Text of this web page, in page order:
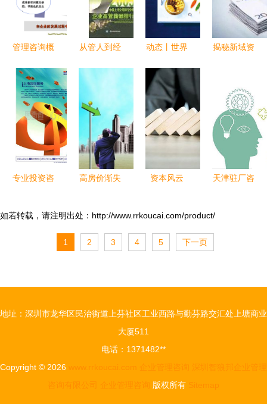
目管理公司
数字化转型
路径解析
企业流程框
架管理咨询
实践
的深度解析
管理咨询概
业卓越的核
心引擎
从管人到经
逊企业管理
咨询视角下
的HR战略
升级
动态丨世界
供应链领军
企业-大连
浩和食
品“全面管
询项目启动
揭秘新域资
专业投资咨
概览
高房价渐失
救市措施恐
难扭转市场
低迷
资本风云
润增长靠炒
股，遭外资
与信达累计
元
天津驻厂咨
业管理中你
不得不知的
效率陷阱与
价值
如若转载，请注明出处：http://www.rrkoucai.com/product/
1 2 3 4 5 下一页
地址：深圳市龙华区民治街道上芬社区工业西路与勤芬路交汇处上塘商业
大厦511
电话：1371482**
Copyright © 2026 www.rrkoucai.com 企业管理咨询
深圳智狼邦企业管理
咨询有限公司
企业管理咨询 版权所有 Sitemap